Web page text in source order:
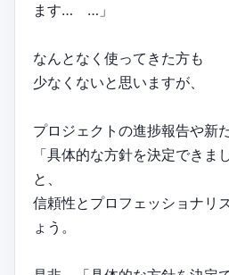
ます… …」
なんとなく使ってきた方も
少なくないと思いますが、
プロジェクトの進捗報告や新
「具体的な方針を決定できま
と、
信頼性とプロフェッショナリ
ょう。